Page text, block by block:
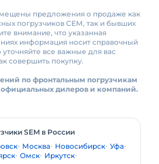
предложения о продаже как
погрузчиков СЕМ, так и бывших
внимание, что указанная
информация носит справочный
уточняйте все важные для вас
совершить покупку.
по фронтальным погрузчикам
официальных дилеров и компаний.
SEM в России
Москва Новосибирск Уфа
Омск Иркутск